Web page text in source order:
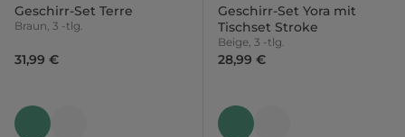
Geschirr-Set Terre
Braun, 3 -tlg.
31,99 €
Geschirr-Set Yora mit
Tischset Stroke
Beige, 3 -tlg.
28,99 €